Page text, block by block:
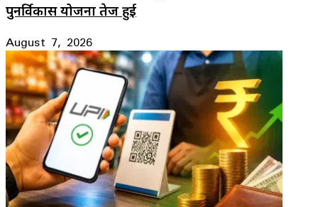
पुनर्विकास योजना तेज हुई
August 7, 2026